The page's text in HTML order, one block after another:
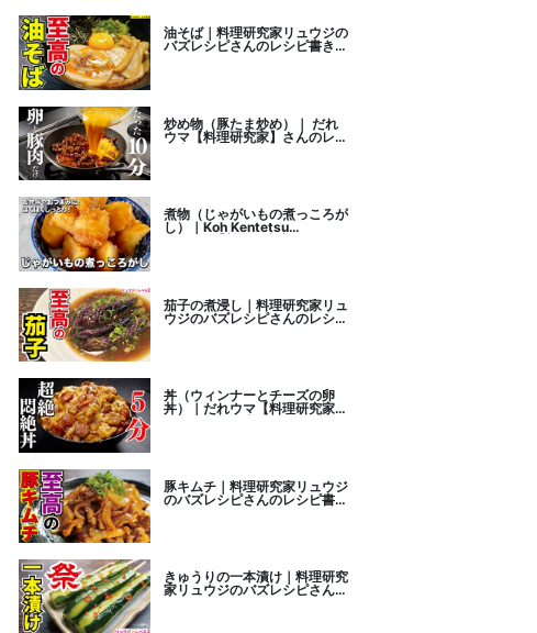
油そば｜料理研究家リュウジの
バズレシピさんのレシピ書き起
炒め物（豚たま炒め）｜ だれ
ウマ【料理研究家】さんのレシ
ピ書き起こし
煮物（じゃがいもの煮っころが
し）｜Koh Kentetsu
茄子の煮浸し｜料理研究家リュ
ウジのバズレシピさんのレシピ
書き起こし
丼（ウィンナーとチーズの卵
丼）｜だれウマ【料理研究家】
豚キムチ｜料理研究家リュウジ
のバズレシピさんのレシピ書き
起こし
きゅうりの一本漬け｜料理研究
家リュウジのバズレシピさんの